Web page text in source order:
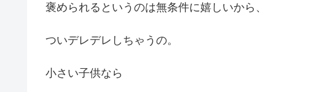
褒められるというのは無条件に嬉しいから、
ついデレデレしちゃうの。
小さい子供なら